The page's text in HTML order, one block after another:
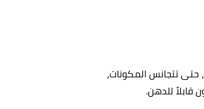
، حتى تتجانس المكونات،
للدهن.